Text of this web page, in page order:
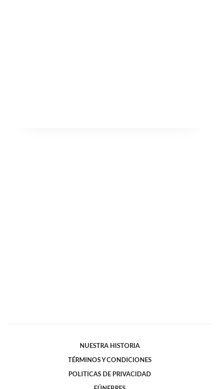
NUESTRA HISTORIA
TÉRMINOS Y CONDICIONES
POLITICAS DE PRIVACIDAD